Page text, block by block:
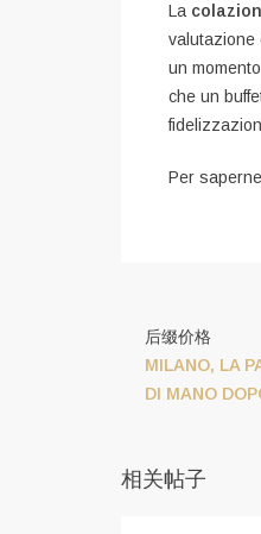
La
valutazione
un
che un
Per
后缀价格
MILANO, LA
DI MANO
相关帖子